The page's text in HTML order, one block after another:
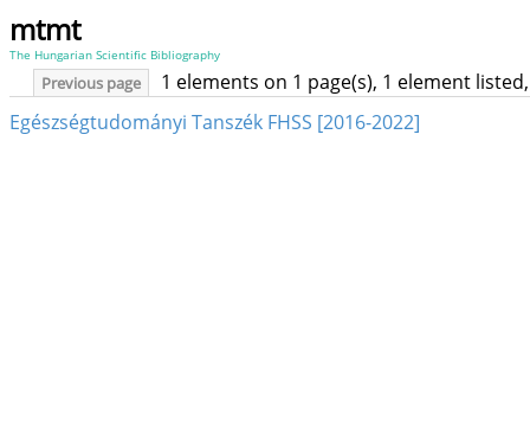
mtmt
The Hungarian Scientific Bibliography
Previous page
1 elements on 1 page(s), 1 element
Egészségtudományi Tanszék FHSS [2016-2022]